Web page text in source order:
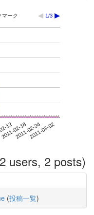
マーク 1/3
12
2011-02-182011-02-242011-03-02
users, 2 posts)
(投稿一覧)